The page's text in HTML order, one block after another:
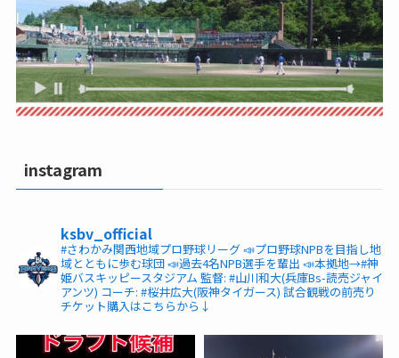
instagram
ksbv_official
#さわかみ関西地域プロ野球リーグ📣プロ野球NPBを目指し地
域とともに歩む球団📣過去4名NPB選手を輩出 📣本拠地→#神
姫バスキッピースタジアム 監督: #山川和大(兵庫Bs-読売ジャイ
アンツ) コーチ: #桜井広大(阪神タイガース) 試合観戦の前売り
チケット購入はこちらから↓